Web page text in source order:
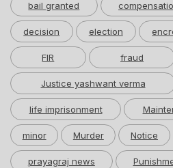
bail granted
decision election
FIR fraud
Justice yashwant verma
life imprisonment
minor Murder Notice
prayagraj news